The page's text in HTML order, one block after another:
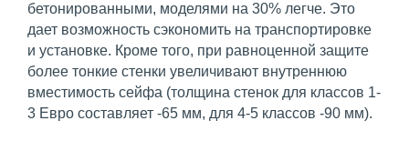
бетонированными, моделями на 30% легче. Это
дает возможность сэкономить на транспортировке
и установке. Кроме того, при равноценной защите
более тонкие стенки увеличивают внутреннюю
вместимость сейфа (толщина стенок для классов 1-
3 Евро составляет -65 мм, для 4-5 классов -90 мм).